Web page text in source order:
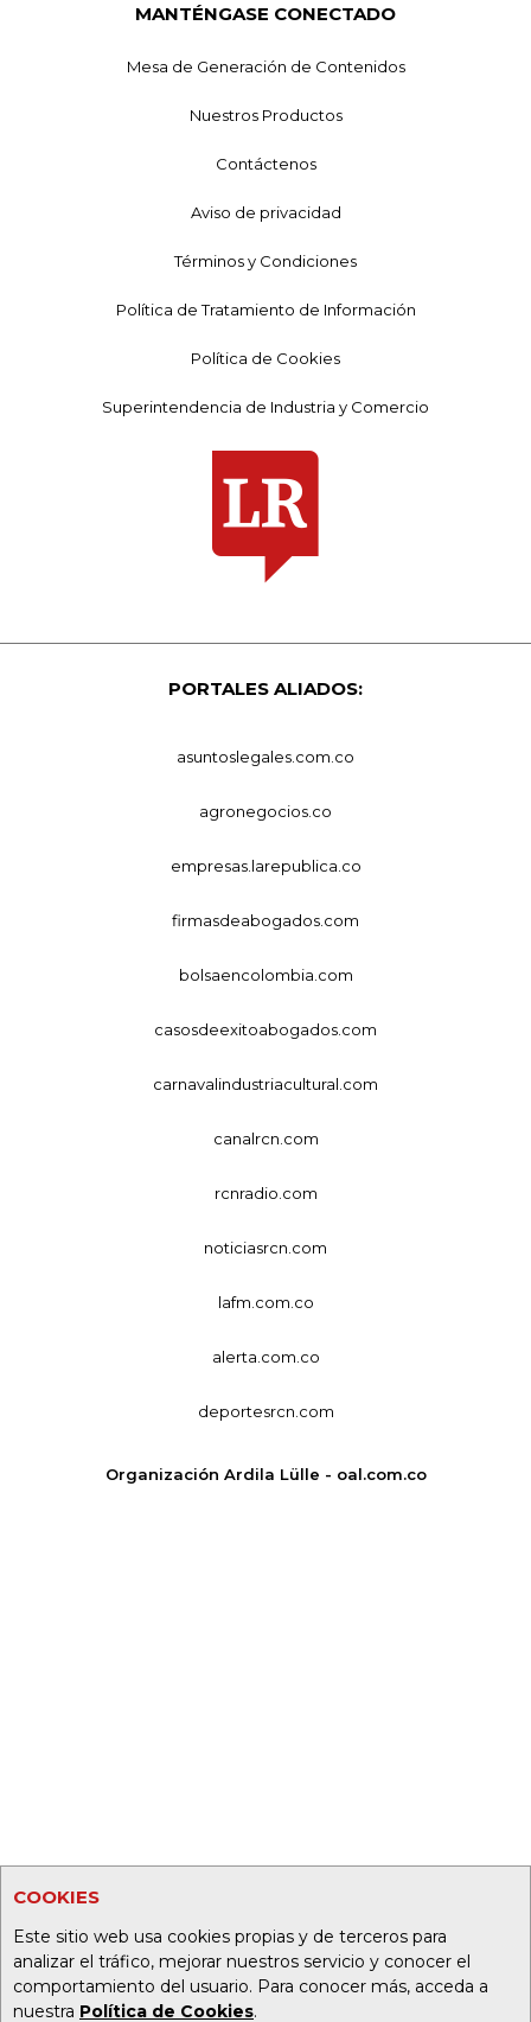
COOKIES
Este sitio web usa cookies propias y de terceros para
analizar el tráfico, mejorar nuestros servicio y conocer el
comportamiento del usuario. Para conocer más, acceda a
nuestra Política de Cookies.
MANTÉNGASE CONECTADO
Mesa de Generación de Contenidos
Nuestros Productos
Contáctenos
Aviso de privacidad
Términos y Condiciones
Política de Tratamiento de Información
Política de Cookies
Superintendencia de Industria y Comercio
PORTALES ALIADOS:
asuntoslegales.com.co
agronegocios.co
empresas.larepublica.co
firmasdeabogados.com
bolsaencolombia.com
casosdeexitoabogados.com
carnavalindustriacultural.com
canalrcn.com
rcnradio.com
noticiasrcn.com
lafm.com.co
alerta.com.co
deportesrcn.com
Organización Ardila Lülle - oal.com.co